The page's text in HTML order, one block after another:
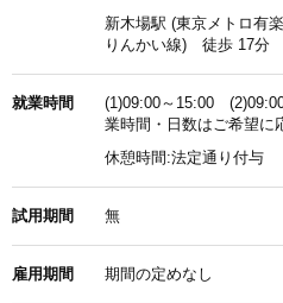
新木場駅 (東京メトロ有
りんかい線) 徒歩 17分
就業時間
(1)09:00～15:00
業時間・日数はご希望に
休憩時間:法定通り付与
試用期間 無
雇用期間 期間の定めなし